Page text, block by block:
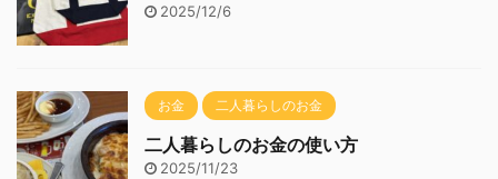
2025/12/6
お金 二人暮らしのお金
二人暮らしのお金の使い方
2025/11/23